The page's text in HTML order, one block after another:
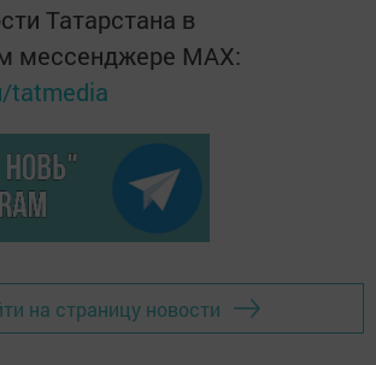
Татарстана в
мессенджере MАХ:
tatmedia
на страницу новости